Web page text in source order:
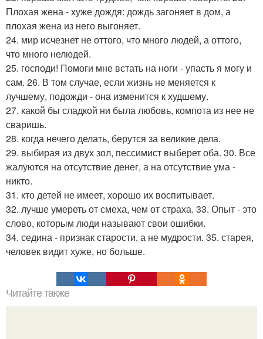
Плохая жена - хуже дождя: дождь загоняет в дом, а
плохая жена из него выгоняет.
24. мир исчезнет не оттого, что много людей, а оттого,
что много нелюдей.
25. господи! Помоги мне встать на ноги - упасть я могу и
сам. 26. В том случае, если жизнь не меняется к
лучшему, подожди - она изменится к худшему.
27. какой бы сладкой ни была любовь, компота из нее не
сваришь.
28. когда нечего делать, берутся за великие дела.
29. выбирая из двух зол, пессимист выберет оба. 30. Все
жалуются на отсутствие денег, а на отсутствие ума -
никто.
31. кто детей не имеет, хорошо их воспитывает.
32. лучше умереть от смеха, чем от страха. 33. Опыт - это
слово, которым люди называют свои ошибки.
34. седина - признак старости, а не мудрости. 35. старея,
человек видит хуже, но больше.
Читайте также